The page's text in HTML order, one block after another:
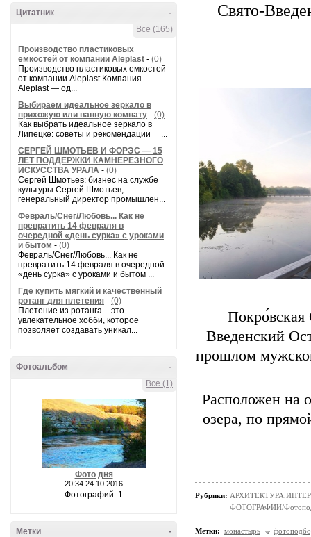
-
Цитатник
Все (165)
Производство пластиковых
емкостей от компании Aleplast - (0)
Производство пластиковых емкостей
от компании Aleplast Компания
Aleplast — од...
Выбираем идеальное зеркало в
прихожую или ванную комнату - (0)
Как выбрать идеальное зеркало в
Липецке: советы и рекомендации ...
СЕРГЕЙ ШМОТЬЕВ И ФОРЭС — 15
ЛЕТ ПОДДЕРЖКИ КАМНЕРЕЗНОГО
ИСКУССТВА УРАЛА - (0)
Сергей Шмотьев: бизнес на службе
культуры Сергей Шмотьев,
генеральный директор промышлен...
Февраль/Снег/Любовь... Как не
превратить 14 февраля в
очередной «день сурка» с уроками
и бытом - (0)
Февраль/Снег/Любовь... Как не
превратить 14 февраля в очередной
«день сурка» с уроками и бытом ...
Где купить мягкий и качественный
ротанг для плетения - (0)
Плетение из ротанга – это
увлекательное хобби, которое
позволяет создавать уникал...
-
Фотоальбом
Все (1)
Фото дня
20:34 24.10.2016
Фотографий: 1
-
Метки
Свято-
Покро́вская
Введенский
прошлом
Расположен на
озера, по
Рубрики:
ФОТОГРАФИИ/
Метки: монастырь